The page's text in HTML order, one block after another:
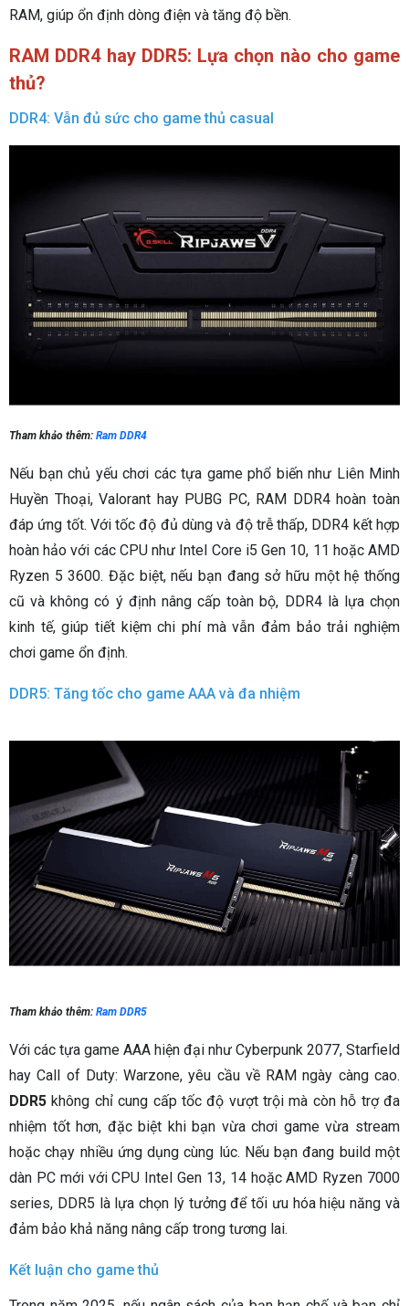
RAM, giúp ổn định dòng điện và tăng độ bền.
RAM DDR4 hay DDR5: Lựa chọn nào cho game
thủ?
DDR4: Vẫn đủ sức cho game thủ casual
Tham khảo thêm: Ram DDR4
Nếu bạn chủ yếu chơi các tựa game phổ biến như Liên Minh
Huyền Thoại, Valorant hay PUBG PC, RAM DDR4 hoàn toàn
đáp ứng tốt. Với tốc độ đủ dùng và độ trễ thấp, DDR4 kết hợp
hoàn hảo với các CPU như Intel Core i5 Gen 10, 11 hoặc AMD
Ryzen 5 3600. Đặc biệt, nếu bạn đang sở hữu một hệ thống
cũ và không có ý định nâng cấp toàn bộ, DDR4 là lựa chọn
kinh tế, giúp tiết kiệm chi phí mà vẫn đảm bảo trải nghiệm
chơi game ổn định.
DDR5: Tăng tốc cho game AAA và đa nhiệm
Tham khảo thêm: Ram DDR5
Với các tựa game AAA hiện đại như Cyberpunk 2077, Starfield
hay Call of Duty: Warzone, yêu cầu về RAM ngày càng cao.
DDR5 không chỉ cung cấp tốc độ vượt trội mà còn hỗ trợ đa
nhiệm tốt hơn, đặc biệt khi bạn vừa chơi game vừa stream
hoặc chạy nhiều ứng dụng cùng lúc. Nếu bạn đang build một
dàn PC mới với CPU Intel Gen 13, 14 hoặc AMD Ryzen 7000
series, DDR5 là lựa chọn lý tưởng để tối ưu hóa hiệu năng và
đảm bảo khả năng nâng cấp trong tương lai.
Kết luận cho game thủ